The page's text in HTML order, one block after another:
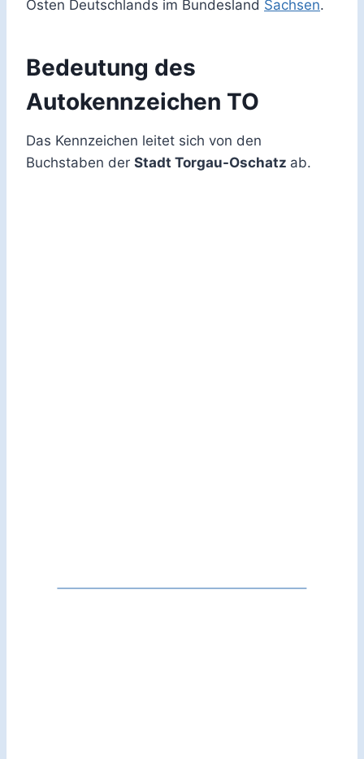
Osten Deutschlands im Bundesland Sachsen.
Bedeutung des
Autokennzeichen TO
Das Kennzeichen leitet sich von den
Buchstaben der Stadt Torgau-Oschatz ab.